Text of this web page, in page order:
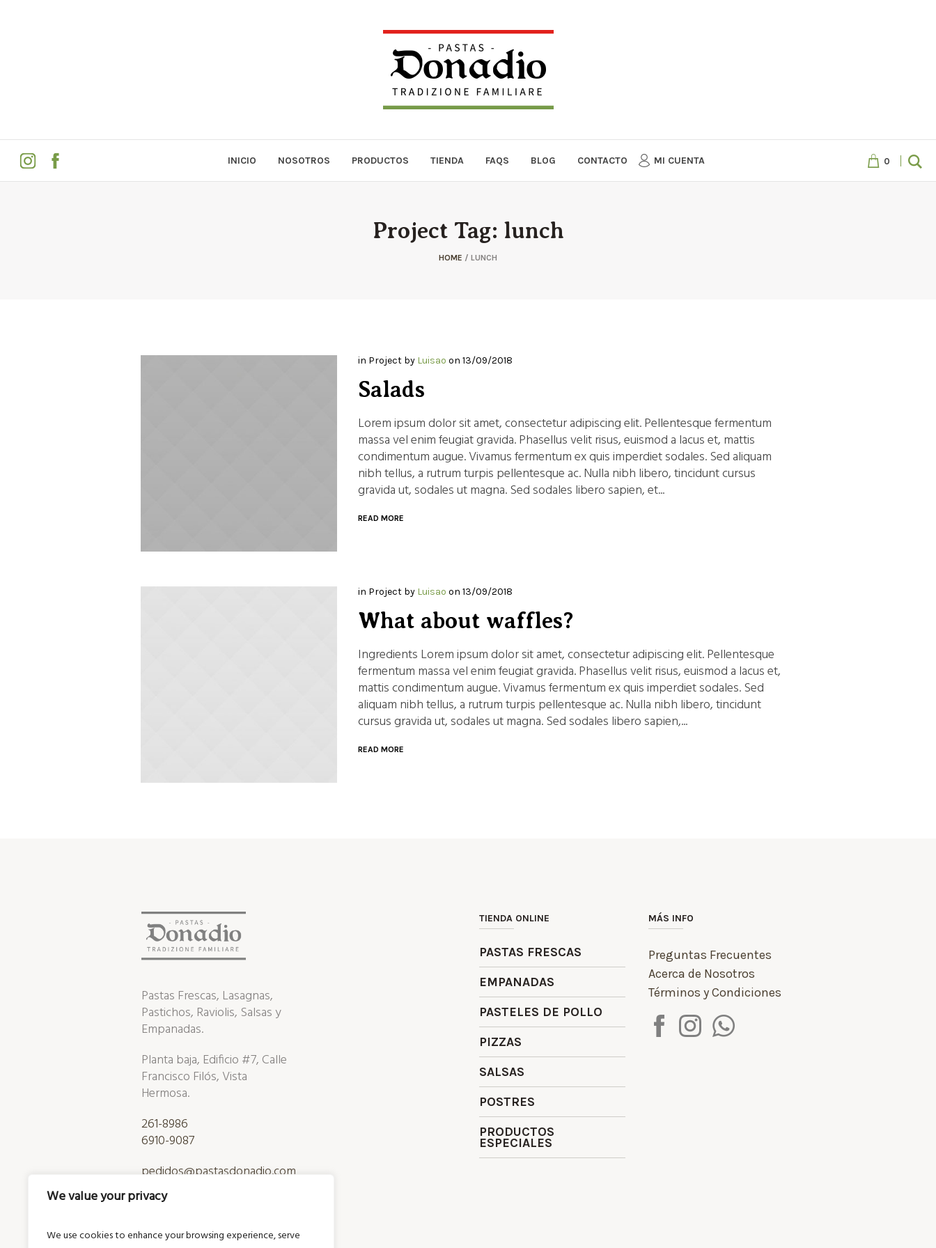
We value your privacy
We use cookies to enhance your browsing experience, serve
0
INICIO NOSOTROS PRODUCTOS TIENDA FAQS BLOG CONTACTO MI CUENTA
Project Tag: lunch
HOME / LUNCH
in Project by Luisao on 13/09/2018
Salads
Lorem ipsum dolor sit amet, consectetur adipiscing elit. Pellentesque fermentum
massa vel enim feugiat gravida. Phasellus velit risus, euismod a lacus et, mattis
condimentum augue. Vivamus fermentum ex quis imperdiet sodales. Sed aliquam
nibh tellus, a rutrum turpis pellentesque ac. Nulla nibh libero, tincidunt cursus
gravida ut, sodales ut magna. Sed sodales libero sapien, et...
READ MORE
in Project by Luisao on 13/09/2018
What about waffles?
Ingredients Lorem ipsum dolor sit amet, consectetur adipiscing elit. Pellentesque
fermentum massa vel enim feugiat gravida. Phasellus velit risus, euismod a lacus et,
mattis condimentum augue. Vivamus fermentum ex quis imperdiet sodales. Sed
aliquam nibh tellus, a rutrum turpis pellentesque ac. Nulla nibh libero, tincidunt
cursus gravida ut, sodales ut magna. Sed sodales libero sapien,...
READ MORE
Pastas Frescas, Lasagnas,
Pastichos, Raviolis, Salsas y
Empanadas.
Planta baja, Edificio #7, Calle
Francisco Filós, Vista
Hermosa.
261-8986
6910-9087
pedidos@pastasdonadio.com
TIENDA ONLINE
PASTAS FRESCAS
EMPANADAS
PASTELES DE POLLO
PIZZAS
SALSAS
POSTRES
PRODUCTOS
ESPECIALES
MÁS INFO
Preguntas Frecuentes
Acerca de Nosotros
Términos y Condiciones